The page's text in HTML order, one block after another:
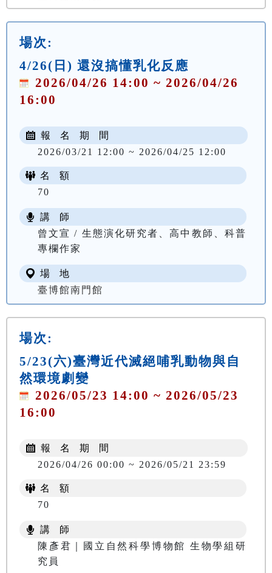
場次:
4/26(日) 還沒搞懂乳化反應
2026/04/26 14:00 ~ 2026/04/26
16:00
報 名 期 間
2026/03/21 12:00 ~ 2026/04/25 12:00
名 額
70
講 師
曾文宣 / 生態演化研究者、高中教師、科普
專欄作家
場 地
臺博館南門館
場次:
5/23(六)臺灣近代滅絕哺乳動物與自
然環境劇變
2026/05/23 14:00 ~ 2026/05/23
16:00
報 名 期 間
2026/04/26 00:00 ~ 2026/05/21 23:59
名 額
70
講 師
陳彥君｜國立自然科學博物館 生物學組研
究員